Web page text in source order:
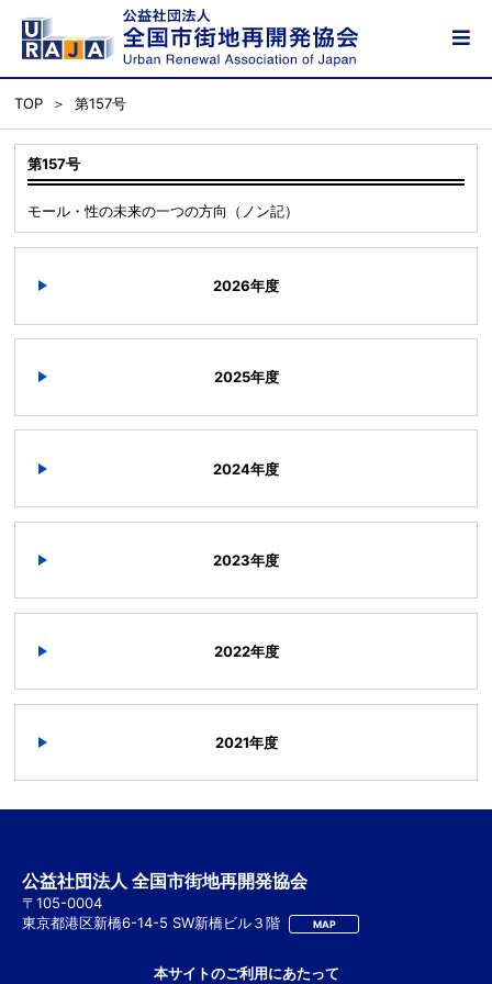
TOP 第157号
第157号
モール・性の未来の一つの方向（ノン記）
2026年度
2025年度
2024年度
2023年度
2022年度
2021年度
本サイトのご利用にあたって
公益社団法人 全国市街地再開発協会
〒105-0004
東京都港区新橋6-14-5 SW新橋ビル３階
MAP